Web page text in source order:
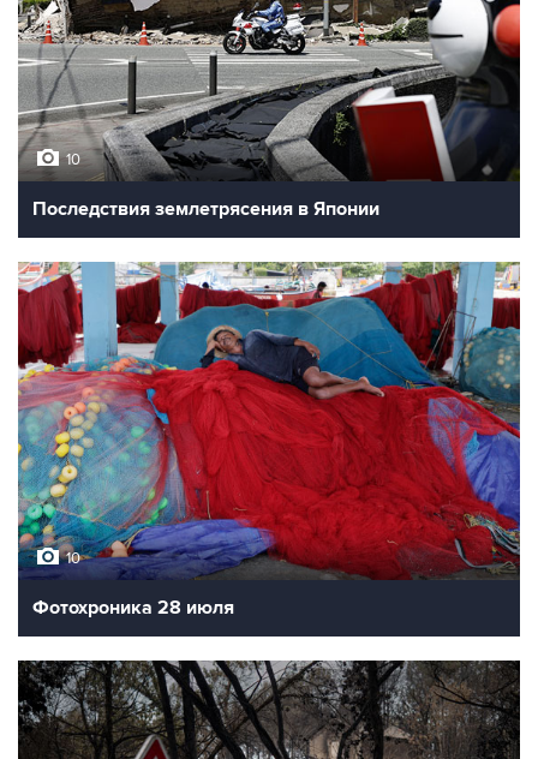
10
Последствия землетрясения в Японии
10
Фотохроника 28 июля